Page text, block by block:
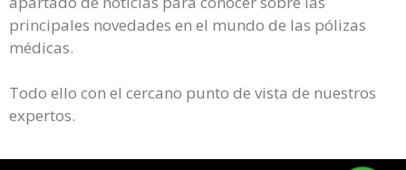
principales novedades en el mundo de las pólizas
médicas.
Todo ello con el cercano punto de vista de nuestros
expertos.